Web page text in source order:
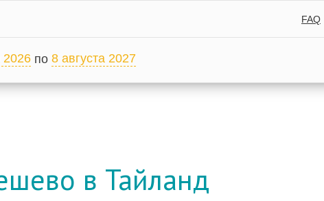
FAQ
2026 по 8 августа 2027
в Тайланд